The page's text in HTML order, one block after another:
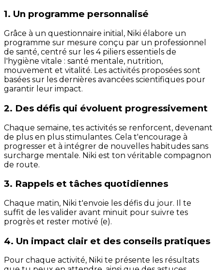
1. Un programme personnalisé
Grâce à un questionnaire initial, Niki élabore un
programme sur mesure conçu par un professionnel
de santé, centré sur les 4 piliers essentiels de
l'hygiène vitale : santé mentale, nutrition,
mouvement et vitalité. Les activités proposées sont
basées sur les dernières avancées scientifiques pour
garantir leur impact.
2. Des défis qui évoluent progressivement
Chaque semaine, tes activités se renforcent, devenant
de plus en plus stimulantes. Cela t'encourage à
progresser et à intégrer de nouvelles habitudes sans
surcharge mentale. Niki est ton véritable compagnon
de route.
3. Rappels et tâches quotidiennes
Chaque matin, Niki t'envoie les défis du jour. Il te
suffit de les valider avant minuit pour suivre tes
progrès et rester motivé (e).
4. Un impact clair et des conseils pratiques
Pour chaque activité, Niki te présente les résultats